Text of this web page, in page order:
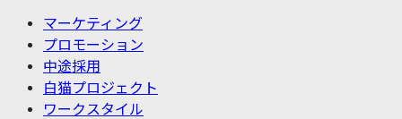
マーケティング
プロモーション
中途採用
白猫プロジェクト
ワークスタイル